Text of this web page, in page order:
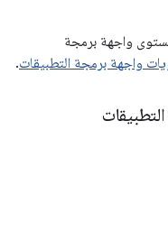
واجهة برمجة
واجهة برمجة التطبيقات.